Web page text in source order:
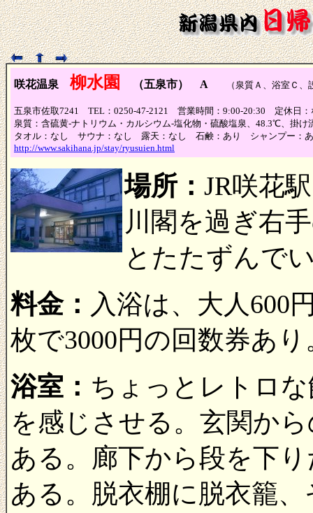
咲花温泉 柳水園 （五泉市） A （泉質Ａ、浴室Ｃ、
五泉市佐取7241 TEL：0250-47-2121 営業時間：9:00-20:30 定休日：
泉質：含硫黄-ナトリウム・カルシウム-塩化物・硫酸塩泉、48.3℃、掛け
タオル：なし サウナ：なし 露天：なし 石鹸：あり シャンプー：
http://www.sakihana.jp/stay/ryusuien.html
場所： JR咲花
川閣を過ぎ右
とたたずんで
料金： 入浴は、大人600
枚で3000円の回数券あ
浴室： ちょっとレトロ
を感じさせる。玄関か
ある。廊下から段を下
ある。脱衣棚に脱衣籠